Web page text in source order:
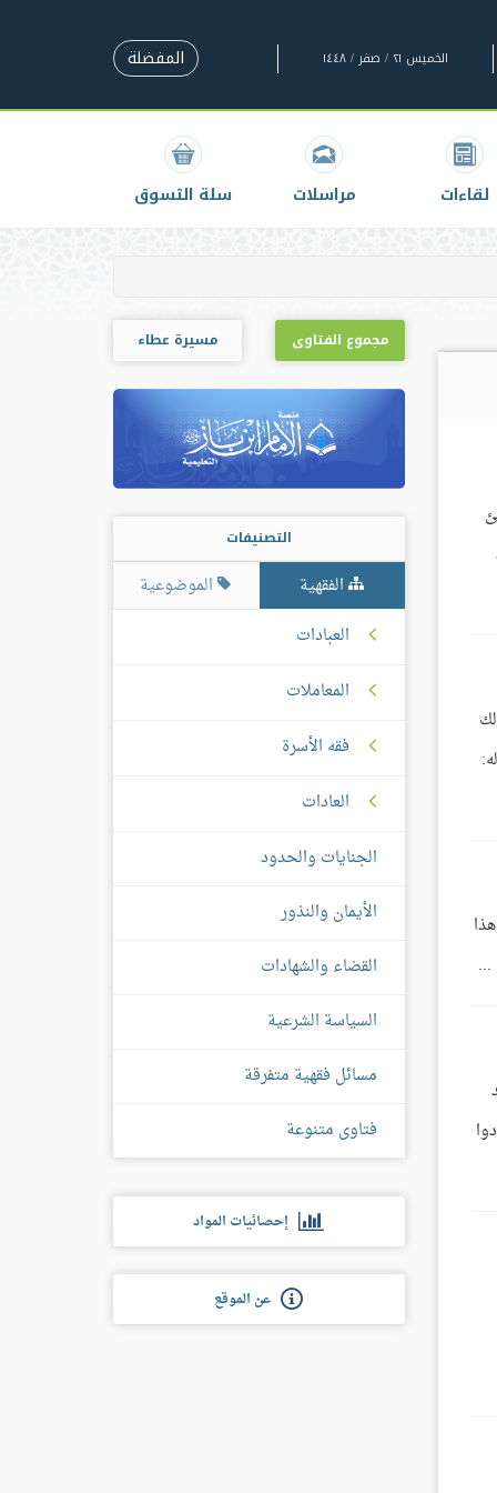
الخميس ٢١ / صفر / ١٤٤٨ المفضلة
لقاءات مراسلات سلة التسوق
...
مجموع الفتاوى مسيرة عطاء
التصنيفات
الفقهية
الموضوعية
العبادات
المعاملات
فقه الأسرة
العادات
الجنايات والحدود
الأيمان والنذور
القضاء والشهادات
السياسة الشرعية
مسائل فقهية متفرقة
فتاوى متنوعة
إحصائيات المواد
عن الموقع